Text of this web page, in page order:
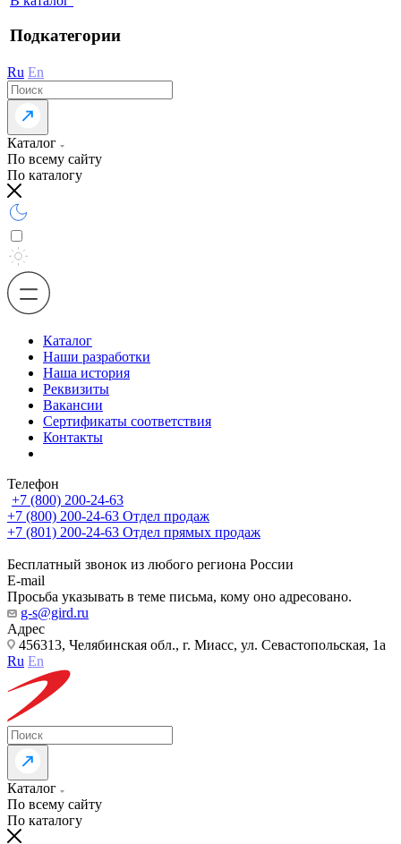
Подкатегории
Ru En
Каталог
По всему сайту
По каталогу
Каталог
Наши разработки
Наша история
Реквизиты
Вакансии
Сертификаты соответствия
Контакты
Телефон
+7 (800) 200-24-63
+7 (800) 200-24-63 Отдел продаж
+7 (801) 200-24-63 Отдел прямых продаж
Бесплатный звонок из любого региона России
E-mail
Просьба указывать в теме письма, кому оно адресовано.
g-s@gird.ru
Адрес
456313, Челябинская обл., г. Миасс, ул. Севастопольская, 1а
Ru En
Каталог
По всему сайту
По каталогу